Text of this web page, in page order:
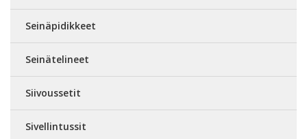
Seinäpidikkeet
Seinätelineet
Siivoussetit
Sivellintussit